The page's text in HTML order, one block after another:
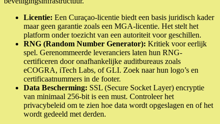
Licentie: Een Curaçao-licentie biedt een basis juridisch kader
maar geen garantie zoals een MGA-licentie. Het stelt het
platform onder toezicht van een autoriteit voor geschillen.
RNG (Random Number Generator): Kritiek voor eerlijk
spel. Gerenommeerde leveranciers laten hun RNG-
certificeren door onafhankelijke auditbureaus zoals
eCOGRA, iTech Labs, of GLI. Zoek naar hun logo’s en
certificaatnummers in de footer.
Data Bescherming: SSL (Secure Socket Layer) encryptie
van minimaal 256-bit is een must. Controleer het
privacybeleid om te zien hoe data wordt opgeslagen en of het
wordt gedeeld met derden.